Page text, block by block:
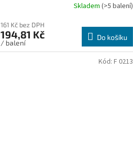
Skladem (>5 balení)
161 Kč bez DPH
194,81 Kč
/ balení
Do košíku
Kód: F 0213